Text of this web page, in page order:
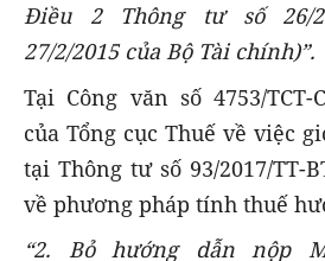
Điều 2 Thông tư số 26/
27/2/2015 của Bộ Tài chính)”.
Tại Công văn số 4753/TCT-
của Tổng cục Thuế về việc
tại Thông tư số 93/2017/TT-
về phương pháp tính thuế
“2. Bỏ hướng dẫn nộp